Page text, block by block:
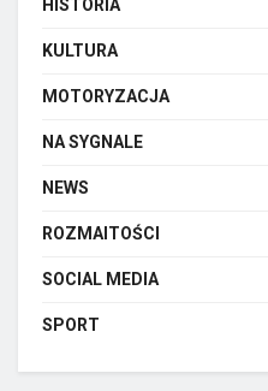
HISTORIA
KULTURA
MOTORYZACJA
NA SYGNALE
NEWS
ROZMAITOŚCI
SOCIAL MEDIA
SPORT